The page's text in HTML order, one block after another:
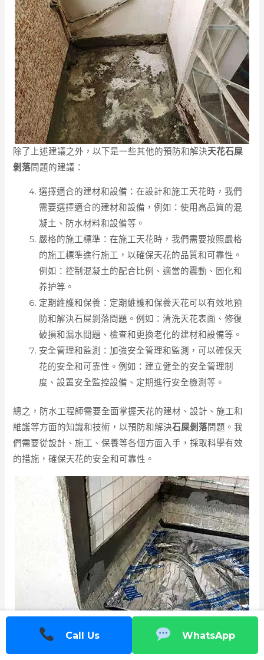
除了上述建議之外，以下是一些其他的預防和解決天花石屎
剝落問題的建議：
選擇適合的建材和設備：在設計和施工天花時，我們
需要選擇適合的建材和設備，例如：使用高品質的混
凝土、防水材料和設備等。
嚴格的施工標準：在施工天花時，我們需要按照嚴格
的施工標準進行施工，以確保天花的品質和可靠性。
例如：控制混凝土的配合比例、適當的震動、固化和
养护等。
定期維護和保養：定期維護和保養天花可以有效地預
防和解決石屎剝落問題。例如：清洗天花表面、修復
破損和漏水問題、檢查和更換老化的建材和設備等。
安全管理和監測：加強安全管理和監測，可以確保天
花的安全和可靠性。例如：建立健全的安全管理制
度、設置安全監控設備、定期進行安全檢測等。
總之，防水工程師需要全面掌握天花的建材、設計、施工和
維護等方面的知識和技術，以預防和解決石屎剝落問題。我
們需要從設計、施工、保養等各個方面入手，採取科學有效
的措施，確保天花的安全和可靠性。
防水工程師 需要與其他相關專業人員合作，例如結構
工程師、建築師、材料工程師等，共同解決天花石屎剝落問
Call Us WhatsApp